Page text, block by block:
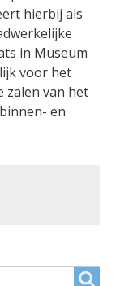
hierbij als
in Museum
voor het
zalen van het
en